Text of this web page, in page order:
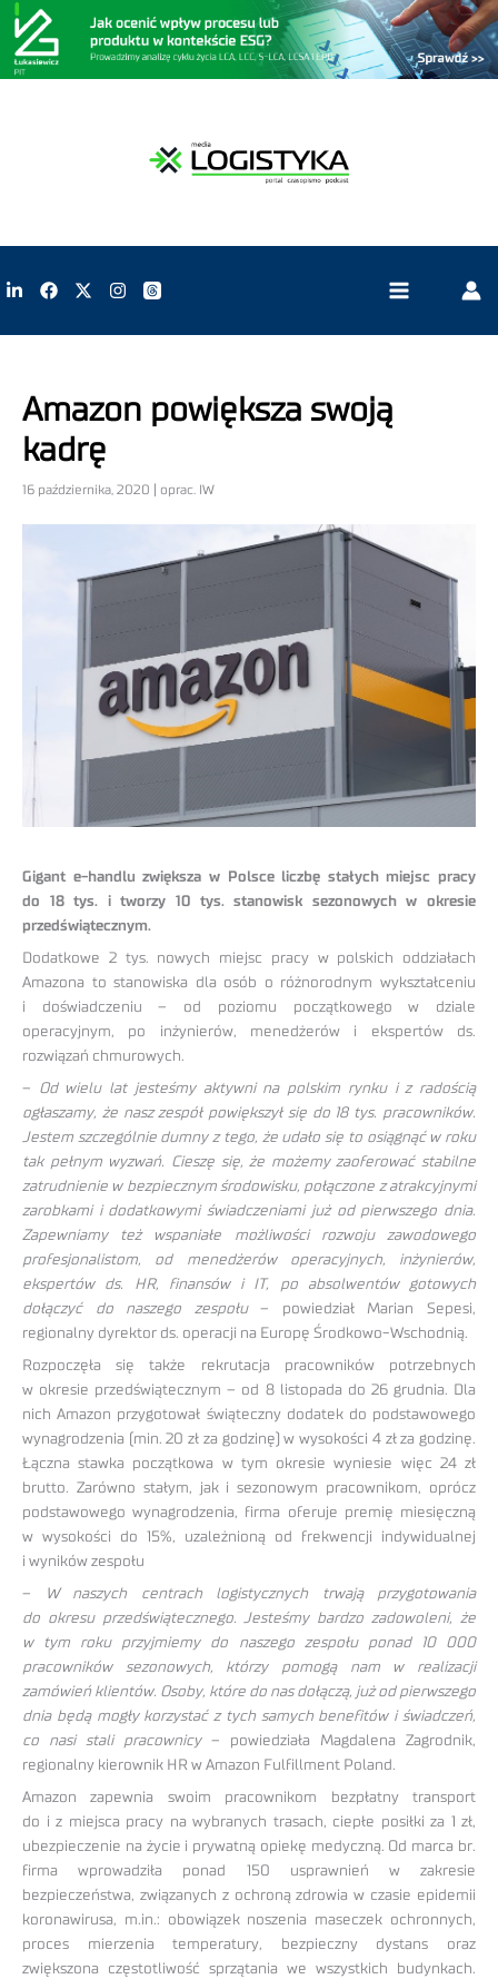
Amazon powiększa swoją
kadrę
16 października, 2020 | oprac. IW
Gigant e-handlu zwiększa w Polsce liczbę stałych miejsc pracy
do 18 tys. i tworzy 10 tys. stanowisk sezonowych w okresie
przedświątecznym.
Dodatkowe 2 tys. nowych miejsc pracy w polskich oddziałach
Amazona to stanowiska dla osób o różnorodnym wykształceniu
i doświadczeniu – od poziomu początkowego w dziale
operacyjnym, po inżynierów, menedżerów i ekspertów ds.
rozwiązań chmurowych.
– Od wielu lat jesteśmy aktywni na polskim rynku i z radością
ogłaszamy, że nasz zespół powiększył się do 18 tys. pracowników.
Jestem szczególnie dumny z tego, że udało się to osiągnąć w roku
tak pełnym wyzwań. Cieszę się, że możemy zaoferować stabilne
zatrudnienie w bezpiecznym środowisku, połączone z atrakcyjnymi
zarobkami i dodatkowymi świadczeniami już od pierwszego dnia.
Zapewniamy też wspaniałe możliwości rozwoju zawodowego
profesjonalistom, od menedżerów operacyjnych, inżynierów,
ekspertów ds. HR, finansów i IT, po absolwentów gotowych
dołączyć do naszego zespołu– powiedział Marian Sepesi,
regionalny dyrektor ds. operacji na Europę Środkowo-Wschodnią.
Rozpoczęła się także rekrutacja pracowników potrzebnych
w okresie przedświątecznym – od 8 listopada do 26 grudnia. Dla
nich Amazon przygotował świąteczny dodatek do podstawowego
wynagrodzenia (min. 20 zł za godzinę) w wysokości 4 zł za godzinę.
Łączna stawka początkowa w tym okresie wyniesie więc 24 zł
brutto. Zarówno stałym, jak i sezonowym pracownikom, oprócz
podstawowego wynagrodzenia, firma oferuje premię miesięczną
w wysokości do 15%, uzależnioną od frekwencji indywidualnej
i wyników zespołu
–
W naszych centrach logistycznych trwają przygotowania
do okresu przedświątecznego. Jesteśmy bardzo zadowoleni, że
w tym roku przyjmiemy do naszego zespołu ponad 10 000
pracowników sezonowych, którzy pomogą nam w realizacji
zamówień klientów. Osoby, które do nas dołączą, już od pierwszego
dnia będą mogły korzystać z tych samych benefitów i świadczeń,
co nasi stali pracownicy– powiedziała Magdalena Zagrodnik,
regionalny kierownik HR w Amazon Fulfillment Poland.
Amazon zapewnia swoim pracownikom bezpłatny transport
do i z miejsca pracy na wybranych trasach, ciepłe posiłki za 1 zł,
ubezpieczenie na życie i prywatną opiekę medyczną. Od marca br.
firma wprowadziła ponad 150 usprawnień w zakresie
bezpieczeństwa, związanych z ochroną zdrowia w czasie epidemii
koronawirusa, m.in.: obowiązek noszenia maseczek ochronnych,
proces mierzenia temperatury, bezpieczny dystans oraz
zwiększona częstotliwość sprzątania we wszystkich budynkach.